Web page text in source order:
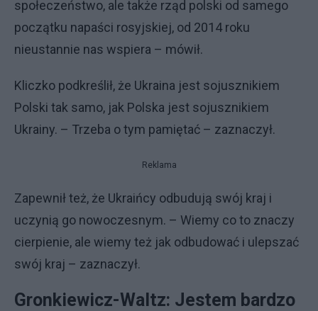
społeczeństwo, ale także rząd polski od samego
początku napaści rosyjskiej, od 2014 roku
nieustannie nas wspiera – mówił.
Kliczko podkreślił, że Ukraina jest sojusznikiem
Polski tak samo, jak Polska jest sojusznikiem
Ukrainy. – Trzeba o tym pamiętać – zaznaczył.
Reklama
Zapewnił też, że Ukraińcy odbudują swój kraj i
uczynią go nowoczesnym. – Wiemy co to znaczy
cierpienie, ale wiemy też jak odbudować i ulepszać
swój kraj – zaznaczył.
Gronkiewicz-Waltz: Jestem bardzo